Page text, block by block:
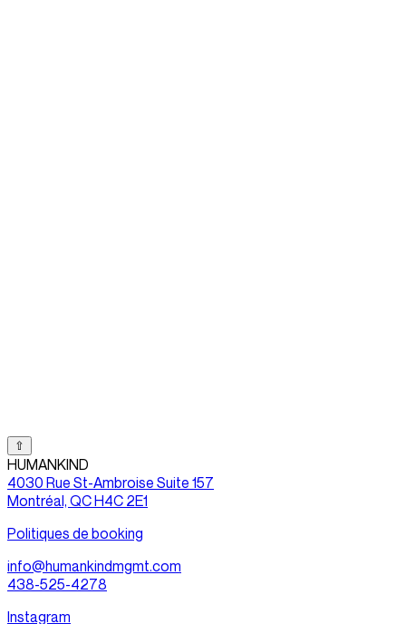
⇧
HUMANKIND
4030 Rue St-Ambroise Suite 157
Montréal, QC H4C 2E1
Politiques de booking
info@humankindmgmt.com
438-525-4278
Instagram